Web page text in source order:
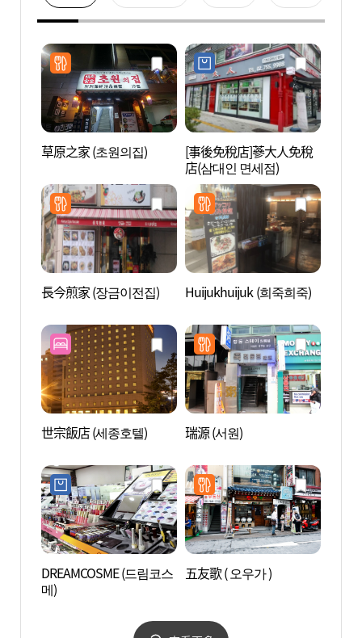
草原之家 (초원의집)
[事後免稅店]蔘大人免稅
店(삼대인 면세점)
長今煎家 (장금이전집) Huijukhuijuk (희죽희죽)
世宗飯店 (세종호텔) 瑞源 (서원)
DREAMCOSME (드림코스
메)
五友歌 ( 오우가 )